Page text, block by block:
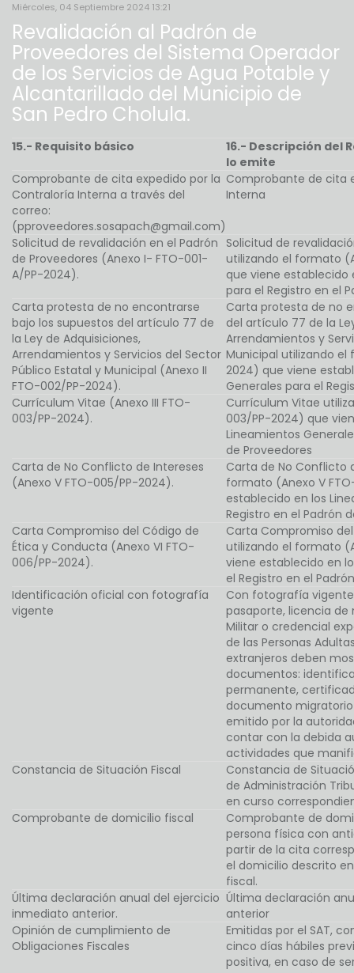
Miércoles, 04 Septiembre 2024 13:21
Revalidación al Padrón de
Proveedores del Sistema Operador
de los Servicios de Agua Potable y
Alcantarillado del Municipio de
San Pedro Cholula.
15.- Requisito básico
16.- Descripción del
lo emite
Comprobante de cita expedido por la
Contraloría Interna a través del
correo:
(pproveedores.sosapach@gmail.com)
Comprobante de cita
Interna
Solicitud de revalidación en el Padrón
de Proveedores (Anexo I- FTO-001-
A/PP-2024).
Solicitud de
utilizando el formato
que viene establecido
para el Registro en el
Carta protesta de no encontrarse
bajo los supuestos del artículo 77 de
la Ley de Adquisiciones,
Arrendamientos y Servicios del Sector
Público Estatal y Municipal (Anexo II
FTO-002/PP-2024).
Carta protesta de no
del artículo 77 de la
Arrendamientos y
Municipal utilizando el
2024) que viene
Generales para el
Currículum Vitae (Anexo III FTO-
003/PP-2024).
Currículum Vitae
003/PP-2024) que
Lineamientos
de Proveedores
Carta de No Conflicto de Intereses
(Anexo V FTO-005/PP-2024).
Carta de No Conflicto
formato (Anexo V
establecido en los
Registro en el Padrón
Carta Compromiso del Código de
Ética y Conducta (Anexo VI FTO-
006/PP-2024).
Carta Compromiso
utilizando el formato
viene establecido en
el Registro en el
Identificación oficial con fotografía
vigente
Con fotografía
pasaporte, licencia de
Militar o credencial
de las Personas
extranjeros deben
documentos:
permanente,
documento
emitido por la
contar con la debida
actividades que
Constancia de Situación Fiscal
Constancia de
de Administración
en curso
Comprobante de domicilio fiscal
Comprobante de
persona física con
partir de la cita
el domicilio descrito
fiscal.
Última declaración anual del ejercicio
inmediato anterior.
Última declaración
anterior
Opinión de cumplimiento de
Obligaciones Fiscales
Emitidas por el SAT,
cinco días hábiles
positiva, en caso de